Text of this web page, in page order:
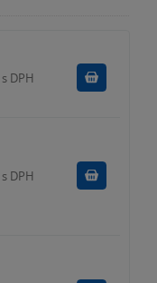
s DPH
s DPH